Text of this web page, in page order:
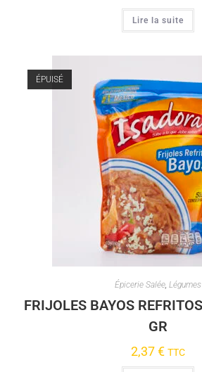
Lire la suite
ÉPUISÉ
Épicerie Salée, Légumes
FRIJOLES BAYOS
GR
2,37€ TTC